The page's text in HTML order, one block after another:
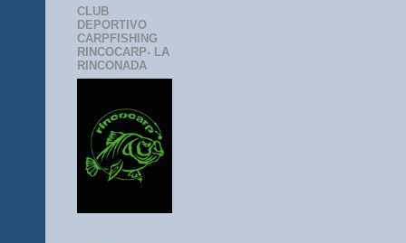
CLUB
DEPORTIVO
CARPFISHING
RINCOCARP- LA
RINCONADA